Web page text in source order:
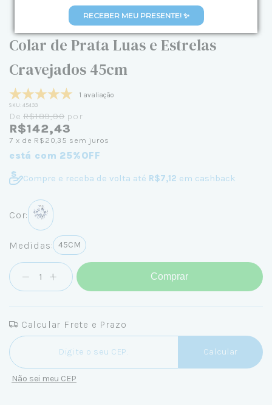
RECEBER MEU PRESENTE! ✨
Colar de Prata Luas e Estrelas
Cravejados 45cm
1 avaliação
SKU: 45433
DeR$189,90 por
R$142,43
7 x de R$20,35 sem juros
está com 25%OFF
Compre e receba de volta até R$7,12 em cashback
Cor:
Medidas: 45CM
Comprar
Calcular Frete e Prazo
Entregas para o CEP:
Calcular
Não sei meu CEP